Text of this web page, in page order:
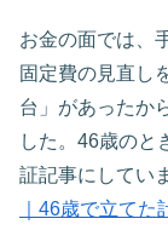
お金の面では、
固定費の見直し
台」があったか
した。46歳のと
証記事にしてい
｜46歳で立て